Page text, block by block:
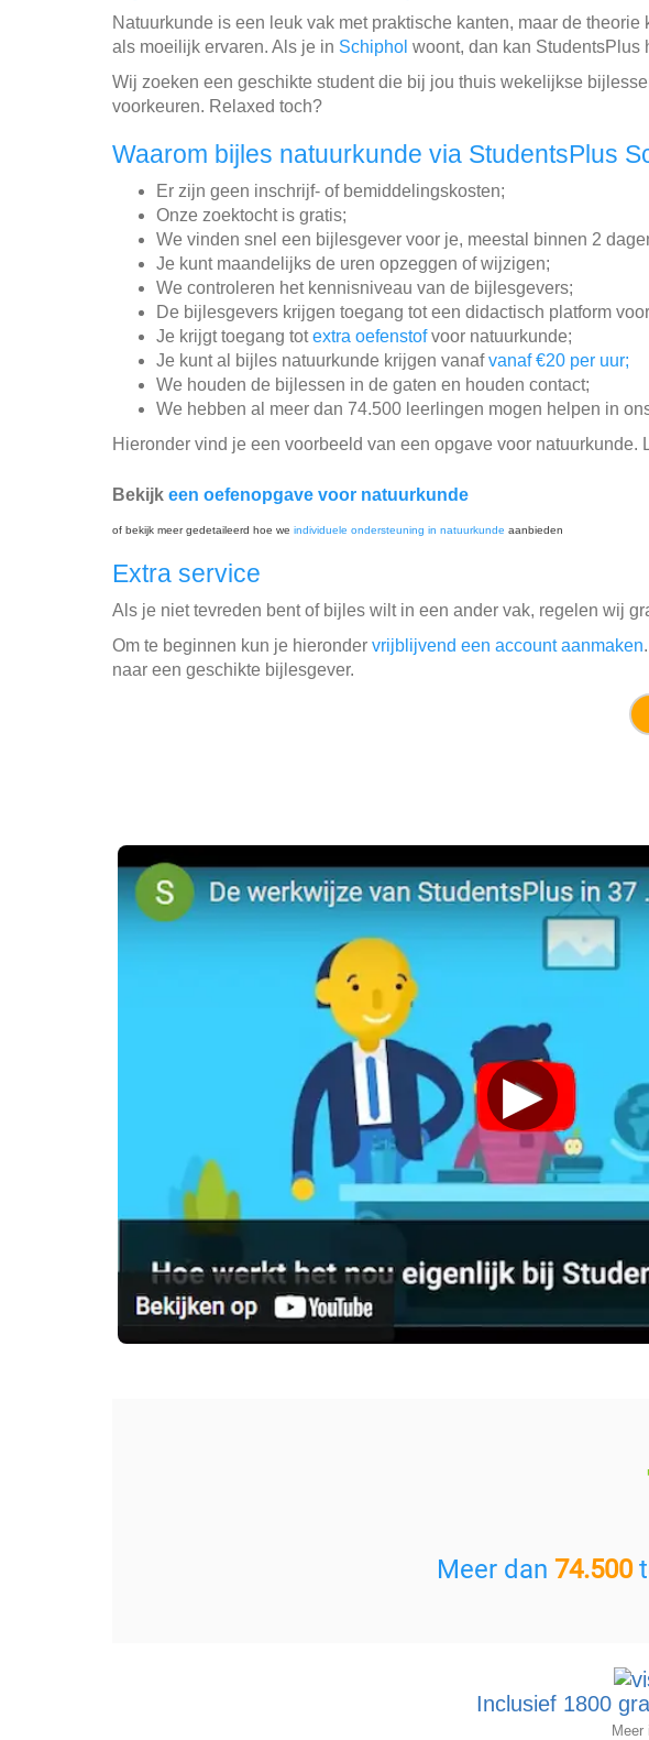
Natuurkunde is een leuk vak met praktische kanten, maar de
als moeilijk ervaren. Als je in Schiphol woont, dan kan StudentsPlus
Wij zoeken een geschikte student die bij jou thuis wekelijkse
voorkeuren. Relaxed toch?
Waarom bijles natuurkunde via StudentsPlus
Er zijn geen inschrijf- of bemiddelingskosten;
Onze zoektocht is gratis;
We vinden snel een bijlesgever voor je, meestal binnen 2
Je kunt maandelijks de uren opzeggen of wijzigen;
We controleren het kennisniveau van de bijlesgevers;
De bijlesgevers krijgen toegang tot een didactisch platform
Je krijgt toegang totextra oefenstofvoor natuurkunde;
Je kunt al bijles natuurkunde krijgen vanafvanaf €20 per uur;
We houden de bijlessen in de gaten en houden contact;
We hebben al meer dan 74.500 leerlingen mogen helpen in
Hieronder vind je een voorbeeld van een opgave voor natuurkunde.
Bekijk een oefenopgave voor natuurkunde
of bekijk meer gedetaileerd hoe we individuele ondersteuning in natuurkunde aanbieden
Extra service
Als je niet tevreden bent of bijles wilt in een ander vak, regelen wij
Om te beginnen kun je hieronder vrijblijvend een account aanmaken
naar een geschikte bijlesgever.
▶
Meer dan 74.500
Inclusief 1800